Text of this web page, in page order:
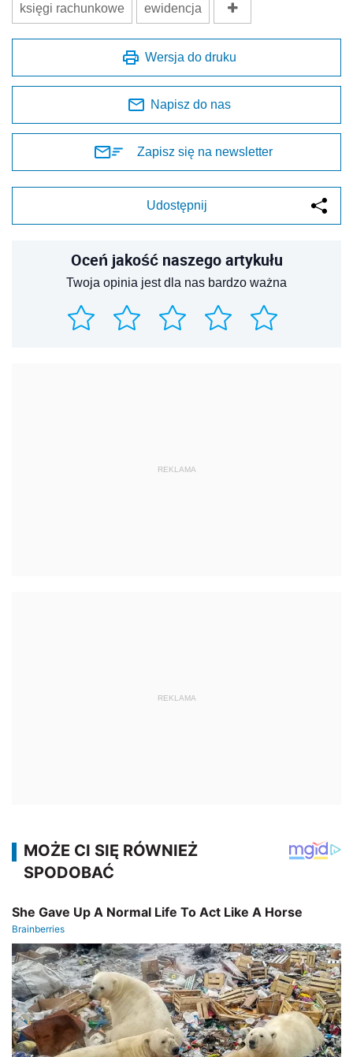
księgi rachunkowe ewidencja
Wersja do druku
Napisz do nas
Zapisz się na newsletter
Udostępnij
Oceń jakość naszego artykułu
Twoja opinia jest dla nas bardzo ważna
REKLAMA
REKLAMA